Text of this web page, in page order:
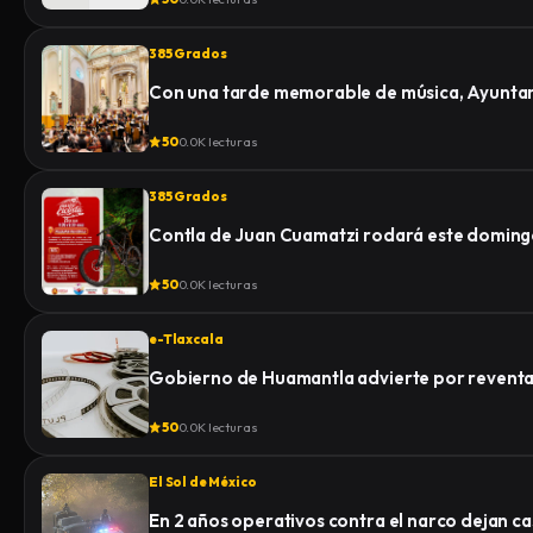
385 Grados
Con una tarde memorable de música,
500.0K lecturas
385 Grados
Contla de Juan Cuamatzi rodará este
500.0K lecturas
e-Tlaxcala
Gobierno de Huamantla advierte por
500.0K lecturas
El Sol de México
En 2 años operativos contra el narco dejan